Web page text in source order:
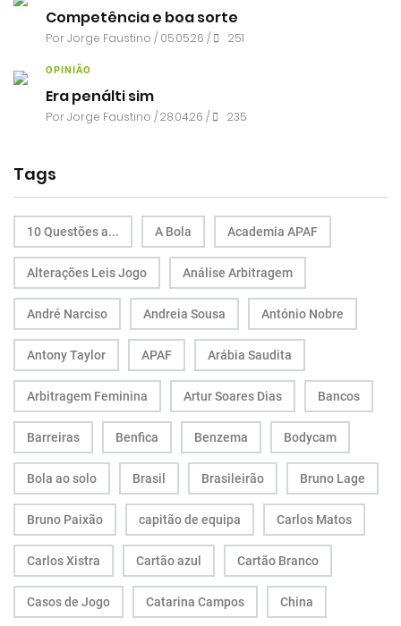
Competência e boa sorte
PorJorge Faustino / 05.05.26 / 251
OPINIÃO
Era penálti sim
PorJorge Faustino / 28.04.26 / 235
Tags
10 Questões a... A Bola Academia APAF
Alterações Leis Jogo Análise Arbitragem
André Narciso Andreia Sousa António Nobre
Antony Taylor APAF Arábia Saudita
Arbitragem Feminina Artur Soares Dias Bancos
Barreiras Benfica Benzema Bodycam
Bola ao solo Brasil Brasileirão Bruno Lage
Bruno Paixão capitão de equipa Carlos Matos
Carlos Xistra Cartão azul Cartão Branco
Casos de Jogo Catarina Campos China